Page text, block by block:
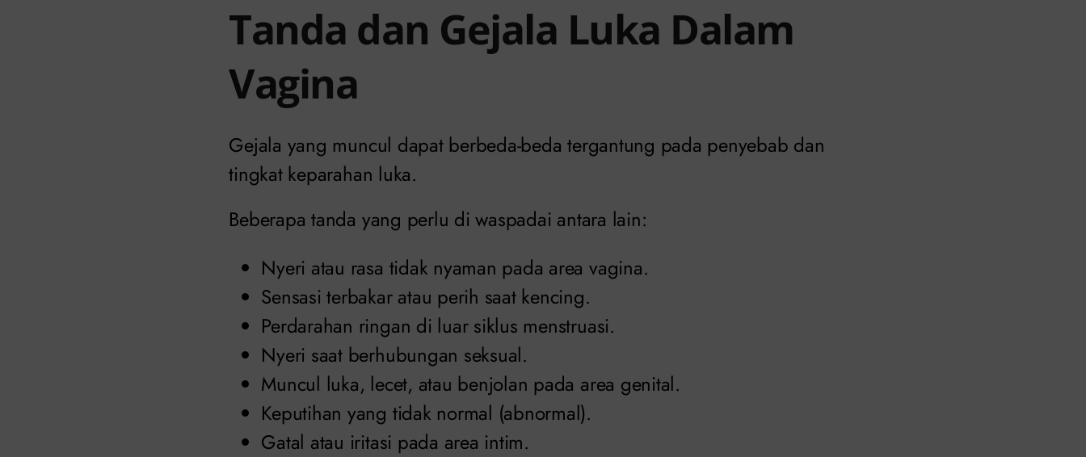
Tanda dan Gejala Luka Dalam
Vagina
Gejala yang muncul dapat berbeda-beda tergantung pada penyebab dan
tingkat keparahan luka.
Beberapa tanda yang perlu di waspadai antara lain:
Nyeri atau rasa tidak nyaman pada area vagina.
Sensasi terbakar atau perih saat kencing.
Perdarahan ringan di luar siklus menstruasi.
Nyeri saat berhubungan seksual.
Muncul luka, lecet, atau benjolan pada area genital.
Keputihan yang tidak normal (abnormal).
Gatal atau iritasi pada area intim.